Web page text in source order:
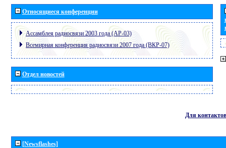
Относящиеся конференции
Ассамблея радиосвязи 2003 года (АР-03)
Всемирная конференция радиосвязи 2007 года (ВКР-07)
Отдел новостей
Для контактов
[Newsflashes]